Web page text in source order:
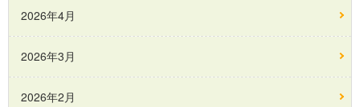
2026年4月
2026年3月
2026年2月